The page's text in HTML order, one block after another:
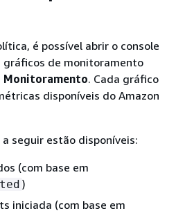
é possível abrir o console
gráficos de monitoramento
Monitoramento. Cada gráfico
disponíveis do Amazon
seguir estão disponíveis:
(com base em
)
iniciada (com base em